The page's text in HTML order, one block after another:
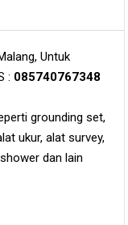
Untuk
: 085740767348
grounding set,
ukur, alat survey,
dan lain